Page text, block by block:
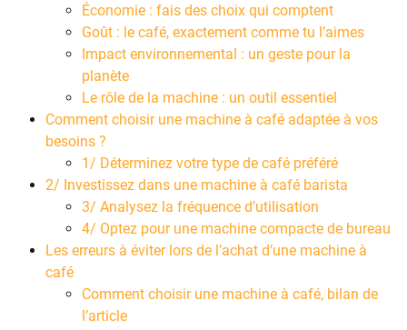
Économie : fais des choix qui comptent
Goût : le café, exactement comme tu l’aimes
Impact environnemental : un geste pour la
planète
Le rôle de la machine : un outil essentiel
Comment choisir une machine à café adaptée à vos
besoins ?
1/ Déterminez votre type de café préféré
2/ Investissez dans une machine à café barista
3/ Analysez la fréquence d’utilisation
4/ Optez pour une machine compacte de bureau
Les erreurs à éviter lors de l’achat d’une machine à
café
Comment choisir une machine à café, bilan de
l’article